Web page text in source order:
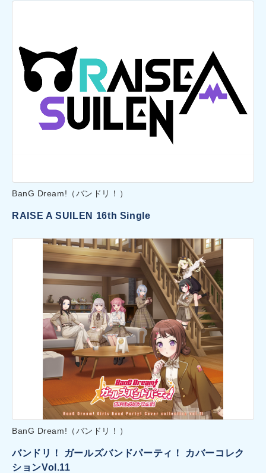
BanG Dream!（バンドリ！）
RAISE A SUILEN 16th Single
BanG Dream!（バンドリ！）
バンドリ！ ガールズバンドパーティ！ カバーコレク
ションVol.11